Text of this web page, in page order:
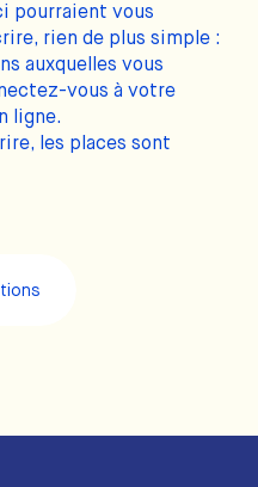
pourraient vous
rien de plus simple :
auxquelles vous
vous à votre
ligne.
les places sont